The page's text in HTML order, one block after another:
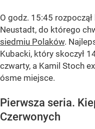
O godz. 15:45
Neustadt, do którego
siedmiu Polaków.
Kubacki, który skoczył
czwarty, a Kamil Stoch
ósme miejsce.
Pierwsza seria.
Czerwonych